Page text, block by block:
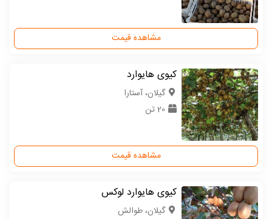
مشاهده قیمت
کیوی هایوارد
گیلان، آستارا
20 تن
مشاهده قیمت
کیوی هایوارد لوکس
گیلان، طوالش